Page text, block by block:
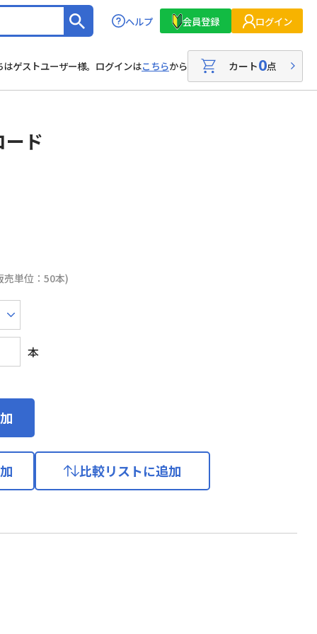
ヘルプ 会員登録 ログイン
はゲストユーザー様。ログインはこちらから カート0点
ド
売単位：50本)
本
比較リストに追加